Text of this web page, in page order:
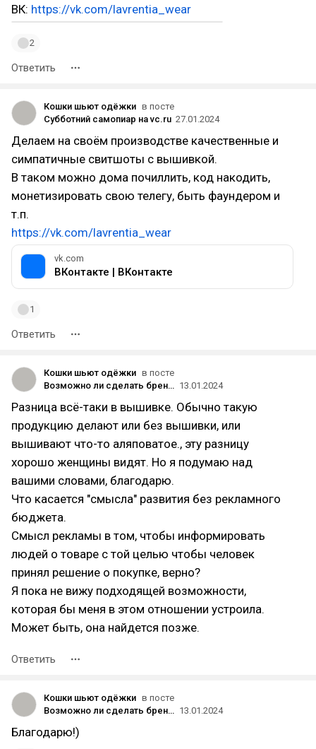
ВК: https://vk.com/lavrentia_wear
2
Ответить
Кошки шьют одёжки в посте
Субботний самопиар на vc.ru 27.01.2024
Делаем на своём производстве качественные и
симпатичные свитшоты с вышивкой.
В таком можно дома почиллить, код накодить,
монетизировать свою телегу, быть фаундером и
т.п.
https://vk.com/lavrentia_wear
vk.com
ВКонтакте | ВКонтакте
1
Ответить
Кошки шьют одёжки в посте
Возможно ли сделать бренд одежды и выжить без вложений в рекламу ? 13.01.2024
Разница всё-таки в вышивке. Обычно такую
продукцию делают или без вышивки, или
вышивают что-то аляповатое., эту разницу
хорошо женщины видят. Но я подумаю над
вашими словами, благодарю.
Что касается "смысла" развития без рекламного
бюджета.
Смысл рекламы в том, чтобы информировать
людей о товаре с той целью чтобы человек
принял решение о покупке, верно?
Я пока не вижу подходящей возможности,
которая бы меня в этом отношении устроила.
Может быть, она найдется позже.
Ответить
Кошки шьют одёжки в посте
Возможно ли сделать бренд одежды и выжить без вложений в рекламу ? 13.01.2024
Благодарю!)